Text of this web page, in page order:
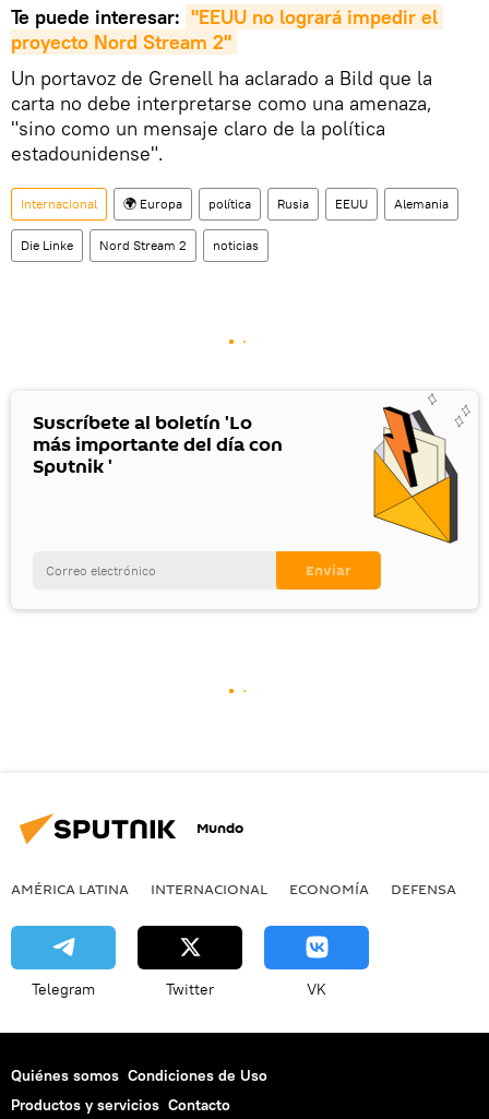
Te puede interesar: "EEUU no logrará impedir el
proyecto Nord Stream 2"
Un portavoz de Grenell ha aclarado a Bild que la
carta no debe interpretarse como una amenaza,
"sino como un mensaje claro de la política
estadounidense".
Internacional 🌍 Europa política Rusia EEUU Alemania
Die Linke Nord Stream 2 noticias
Suscríbete al boletín 'Lo
más importante del día con
Sputnik '
Mundo
AMÉRICA LATINA INTERNACIONAL ECONOMÍA DEFENSA
Telegram Twitter VK
Quiénes somos Condiciones de Uso
Productos y servicios Contacto